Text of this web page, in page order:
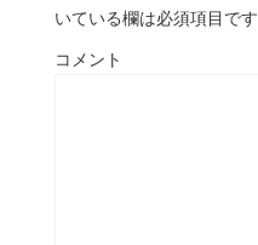
いている欄は必須項目です
コメント